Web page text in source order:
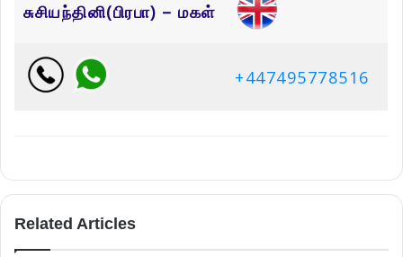
சுசியந்தினி(பிரபா) – மகள்
+447495778516
Related Articles